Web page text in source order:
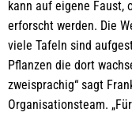
kann auf eigene Faust,
erforscht werden. Die
viele Tafeln sind
Pflanzen die dort
zweisprachig“ sagt
Organisationsteam.